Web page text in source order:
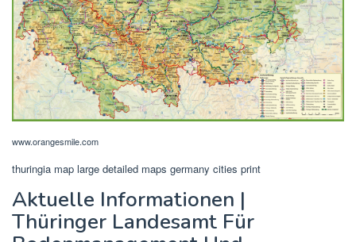
www.orangesmile.com
thuringia map large detailed maps germany cities print
Aktuelle Informationen |
Thüringer Landesamt Für